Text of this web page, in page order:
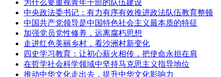
为什么要重视青年干部的队伍建设
中央政法委书记：有力有序有效推进政法队伍教育整顿
中国共产党领导是中国特色社会主义最本质的特征
加强党员党性修养，远离腐朽思想
走进红色美丽乡村，看沙洲村新变化
四史学习教育：让初心薪火相传，把使命永担在肩
在哲学社会科学领域中坚持马克思主义指导地位
推动中华文化走出去，提升中华文化影响力